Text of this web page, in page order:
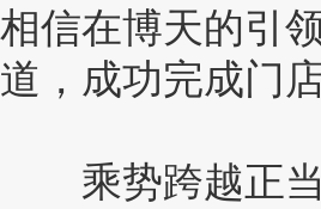
相信在博天的引
道，成功完成门
乘势跨越正当